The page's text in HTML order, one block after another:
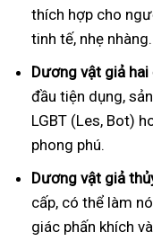
thích hợp cho
tinh tế, nhẹ nhàng.
Dương vật giả
đầu tiện dụng,
LGBT (Les, Bot)
phong phú.
Dương vật giả
cấp, có thể làm
giác phấn khích